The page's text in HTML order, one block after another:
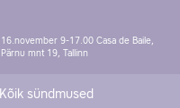
16.november 9-17.00 Casa de Baile,
Pärnu mnt 19, Tallinn
Kõik sündmused